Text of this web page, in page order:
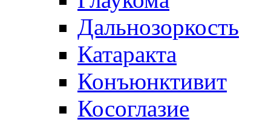
Дальнозоркость
Катаракта
Конъюнктивит
Косоглазие